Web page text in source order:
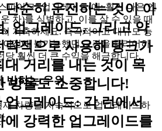
단순히 운전하는 것이 아
, 업그레이드, 그리고 약
략적으로 사용해 탱크가
대 거리를 내는 것이 목
방울도 소중합니다!
업그레이드:각 런에서
에 강력한 업그레이드를
파이크" 업그레이드(예: 훨씬 나은 엔
차)를 식별하고, 이를 살 수 있을 때
저축하세요. 즉각적이고 대규모 능
이전에 불가능했던 구간을 클리어하
당 훨씬 더 큰 수익을 해금합니다.
반하는 우위
차량을 지속적으로 업그레이드하